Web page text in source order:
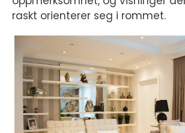
raskt orienterer seg i rommet.